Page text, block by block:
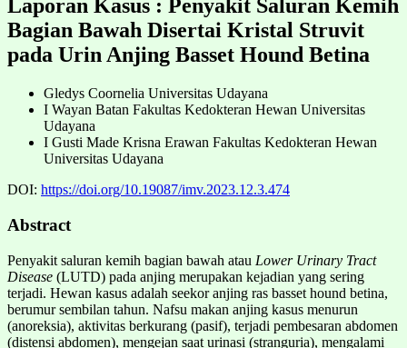
Laporan Kasus : Penyakit Saluran Kemih
Bagian Bawah Disertai Kristal Struvit
pada Urin Anjing Basset Hound Betina
Gledys Coornelia Universitas Udayana
I Wayan Batan Fakultas Kedokteran Hewan Universitas
Udayana
I Gusti Made Krisna Erawan Fakultas Kedokteran Hewan
Universitas Udayana
DOI: https://doi.org/10.19087/imv.2023.12.3.474
Abstract
Penyakit saluran kemih bagian bawah atau Lower Urinary Tract
Disease (LUTD) pada anjing merupakan kejadian yang sering
terjadi. Hewan kasus adalah seekor anjing ras basset hound betina,
berumur sembilan tahun. Nafsu makan anjing kasus menurun
(anoreksia), aktivitas berkurang (pasif), terjadi pembesaran abdomen
(distensi abdomen), mengejan saat urinasi (stranguria), mengalami